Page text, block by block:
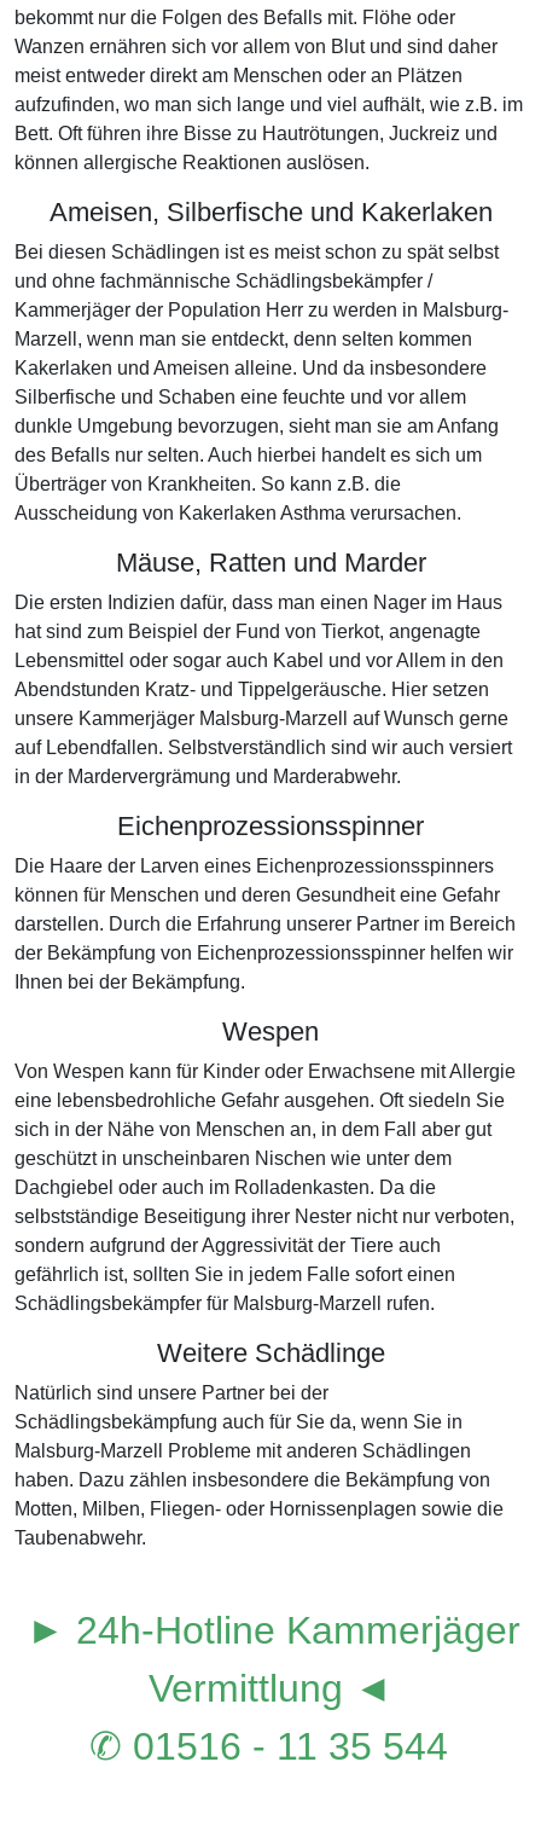
bekommt nur die Folgen des Befalls mit. Flöhe oder
Wanzen ernähren sich vor allem von Blut und sind daher
meist entweder direkt am Menschen oder an Plätzen
aufzufinden, wo man sich lange und viel aufhält, wie z.B. im
Bett. Oft führen ihre Bisse zu Hautrötungen, Juckreiz und
können allergische Reaktionen auslösen.
Ameisen, Silberfische und Kakerlaken
Bei diesen Schädlingen ist es meist schon zu spät selbst
und ohne fachmännische Schädlingsbekämpfer /
Kammerjäger der Population Herr zu werden in Malsburg-
Marzell, wenn man sie entdeckt, denn selten kommen
Kakerlaken und Ameisen alleine. Und da insbesondere
Silberfische und Schaben eine feuchte und vor allem
dunkle Umgebung bevorzugen, sieht man sie am Anfang
des Befalls nur selten. Auch hierbei handelt es sich um
Überträger von Krankheiten. So kann z.B. die
Ausscheidung von Kakerlaken Asthma verursachen.
Mäuse, Ratten und Marder
Die ersten Indizien dafür, dass man einen Nager im Haus
hat sind zum Beispiel der Fund von Tierkot, angenagte
Lebensmittel oder sogar auch Kabel und vor Allem in den
Abendstunden Kratz- und Tippelgeräusche. Hier setzen
unsere Kammerjäger Malsburg-Marzell auf Wunsch gerne
auf Lebendfallen. Selbstverständlich sind wir auch versiert
in der Mardervergrämung und Marderabwehr.
Eichenprozessionsspinner
Die Haare der Larven eines Eichenprozessionsspinners
können für Menschen und deren Gesundheit eine Gefahr
darstellen. Durch die Erfahrung unserer Partner im Bereich
der Bekämpfung von Eichenprozessionsspinner helfen wir
Ihnen bei der Bekämpfung.
Wespen
Von Wespen kann für Kinder oder Erwachsene mit Allergie
eine lebensbedrohliche Gefahr ausgehen. Oft siedeln Sie
sich in der Nähe von Menschen an, in dem Fall aber gut
geschützt in unscheinbaren Nischen wie unter dem
Dachgiebel oder auch im Rolladenkasten. Da die
selbstständige Beseitigung ihrer Nester nicht nur verboten,
sondern aufgrund der Aggressivität der Tiere auch
gefährlich ist, sollten Sie in jedem Falle sofort einen
Schädlingsbekämpfer für Malsburg-Marzell rufen.
Weitere Schädlinge
Natürlich sind unsere Partner bei der
Schädlingsbekämpfung auch für Sie da, wenn Sie in
Malsburg-Marzell Probleme mit anderen Schädlingen
haben. Dazu zählen insbesondere die Bekämpfung von
Motten, Milben, Fliegen- oder Hornissenplagen sowie die
Taubenabwehr.
► 24h-Hotline Kammerjäger
Vermittlung ◄
✆ 01516 - 11 35 544